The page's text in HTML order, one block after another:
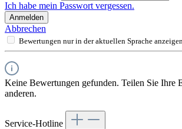
Ich habe mein Passwort vergessen.
Anmelden
Abbrechen
Bewertungen nur in der aktuellen Sprache
Keine Bewertungen gefunden. Teilen Sie Ihre
anderen.
Service-Hotline